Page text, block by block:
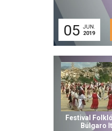
05 JUN.
2019
Festival
Búlgaro